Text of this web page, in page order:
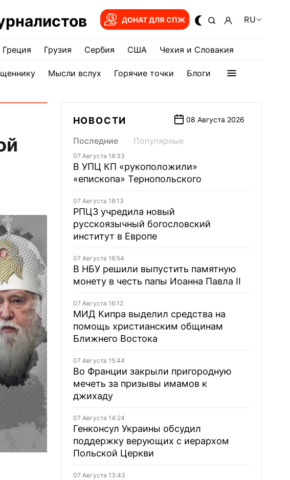
ДОНАТ ДЛЯ СПЖ RU
Греция Грузия Сербия США Чехия и Словакия
Мысли вслух Горячие точки Блоги
НОВОСТИ 08 Августа 2026
Последние Популярные
07 Августа 18:33
В УПЦ КП «рукоположили»
«епископа» Тернопольского
07 Августа 18:13
РПЦЗ учредила новый
русскоязычный богословский
институт в Европе
07 Августа 16:54
В НБУ решили выпустить памятную
монету в честь папы Иоанна Павла II
07 Августа 16:12
МИД Кипра выделил средства на
помощь христианским общинам
Ближнего Востока
07 Августа 15:44
Во Франции закрыли пригородную
мечеть за призывы имамов к
джихаду
07 Августа 14:24
Генконсул Украины обсудил
поддержку верующих с иерархом
Польской Церкви
07 Августа 13:43